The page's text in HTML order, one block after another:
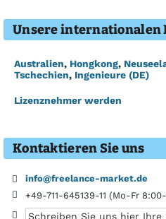
Optionsbewertungsmodells
━━━━━━━━━━━━━━━━━━━
━━━━━━━━━━━━━━━━━━━
Unsere internationalen
Australien, Hongkong,
Tschechien, Ingenieure (DE)
Lizenznehmer werden
Kontaktieren Sie uns
info@freelance-market.de
+49-711-645139-11 (Mo-Fr